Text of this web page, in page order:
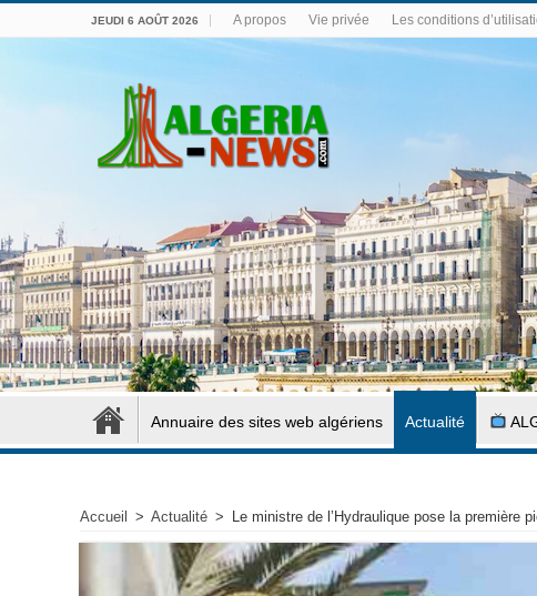
JEUDI 6 AOÛT 2026 A propos Vie privée Les conditions
Annuaire des sites web algériens Actualité
Accueil > Actualité > Le ministre de l’Hydraulique pose la première